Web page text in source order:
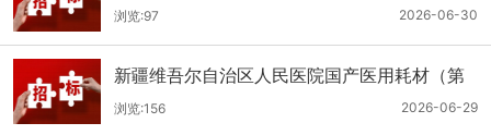
用耗材（国产）采购项目第二次公开招标公告
2026-06-30
浏览:97
新疆维吾尔自治区人民医院国产医用耗材（第
二十三批）采购项目公开招标公告
2026-06-29
浏览:156